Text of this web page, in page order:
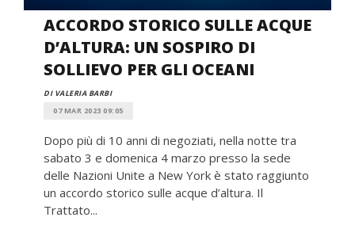
ACCORDO STORICO SULLE ACQUE
D’ALTURA: UN SOSPIRO DI
SOLLIEVO PER GLI OCEANI
DI VALERIA BARBI
07 MAR 2023 09:05
Dopo più di 10 anni di negoziati, nella notte tra
sabato 3 e domenica 4 marzo presso la sede
delle Nazioni Unite a New York è stato raggiunto
un accordo storico sulle acque d’altura. Il
Trattato...